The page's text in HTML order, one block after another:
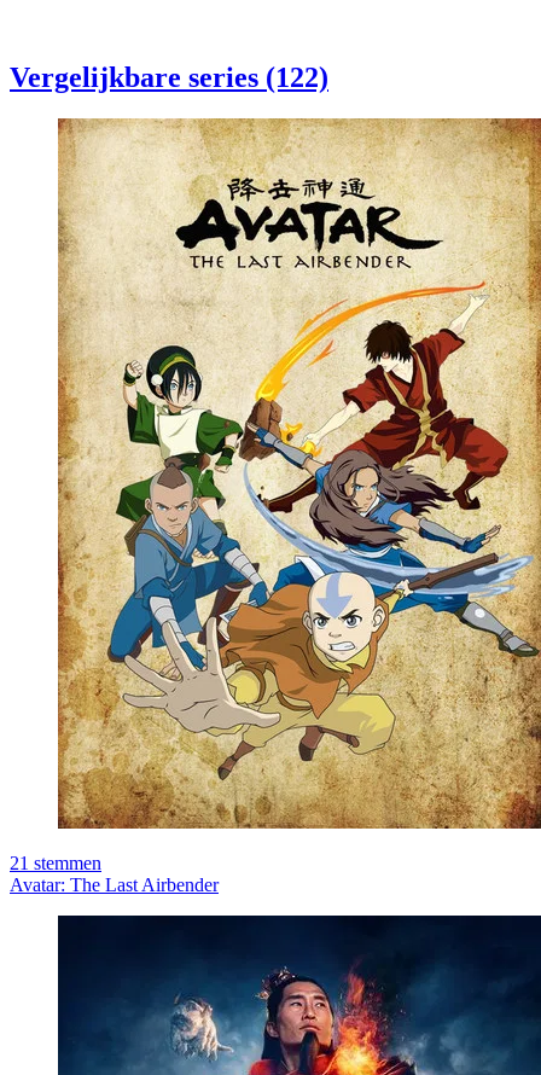
Vergelijkbare series (122)
21 stemmen
Avatar: The Last Airbender